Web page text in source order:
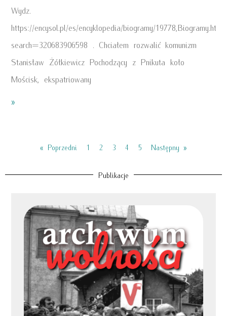
Wydz.
https://encysol.pl/es/encyklopedia/biogramy/
search=320683906598 . Chciałem rozwalić komunizm
Stanisław Żółkiewicz Pochodzący z Pnikuta koło
Mościsk, ekspatriowany
»
« Poprzedni 1 2 3 4 5 Następny »
Publikacje